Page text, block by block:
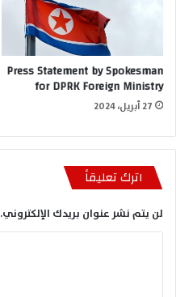
Press Statement by Spokesman
for DPRK Foreign Ministry
27 أبريل، 2024
اترك تعليقاً
لن يتم نشر عنوان بريدك الإلكتروني.